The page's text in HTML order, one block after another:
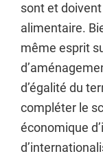
sont et doivent
alimentaire.
même esprit
d’égalité du
compléter le
économique